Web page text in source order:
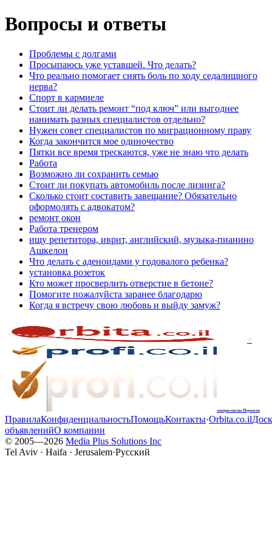
Вопросы и ответы
Проблемы с долгами
Просыпаюсь уже уставшей. Что делать?
Что реально помогает снять боль по ходу седалищного
нерва?
Спорт в кармиеле
Стоит ли делать ремонт “под ключ” или выгоднее
нанимать разных специалистов отдельно?
Нужен совет специалистов по миграционному праву
Когда закончится мое одиночество
Пятки все время трескаются, уже не знаю что делать
Работа
Возможно ли сохранить семью
Стоит ли покупать автомобиль после лизинга?
Сколько стоит составить завещание? Обязательно
оформолять с адвокатом?
ремонт окон
Работа тренером
ищу репетитора, иврит, английский, музыка-пианино
Ашкелон
Что делать с аденоидами у годовалого ребенка?
установка розеток
Кто может просверлить отверстие в бетоне?
Помогите пожалуйста заранее благодарю
Когда я встречу свою любовь и выйду замуж?
+
специалисты Израиля
ПравилаКонфиденциальностьПомощьКонтакты·Orbita.co.il
объявленийО компании
© 2005—2026 Media Plus Solutions Inc
Tel Aviv · Haifa · Jerusalem·Русский